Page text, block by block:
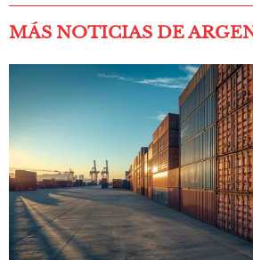
MÁS NOTICIAS DE